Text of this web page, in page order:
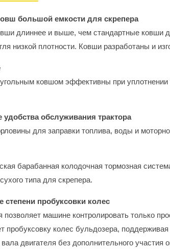
большой емкости для скрепера
длиннее и выше, чем стандартные ковши
низкой плотности. Ковши разработаны и
ковшом эффективны при уплотнении
обслуживания трактора
для заправки топлива, воды и
барабанная колодочная тормозная
типа для скрепера.
степени пробуксовки колес
позволяет машине контролировать только
пробуксовку колес бульдозера,
вала двигателя без дополнительного участия